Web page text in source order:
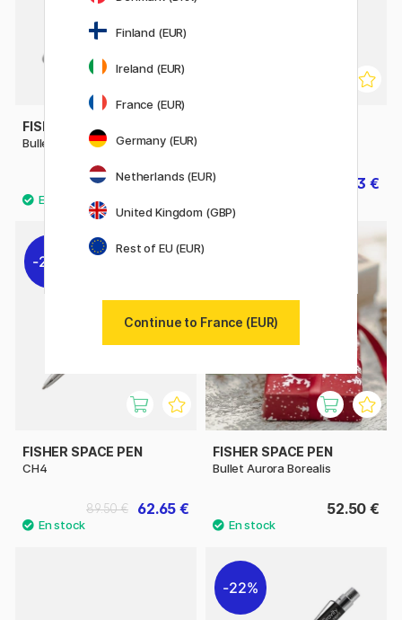
FISHER SPACE PEN
Bullet Chrome
44 € 30.73 €
22%
FISHER SPACE PEN
CH4
62.65 €
89.50 €
FISHER SPACE PEN
Bullet Aurora Borealis
52.50 €
22%
Finland (EUR)
Ireland (EUR)
France (EUR)
Germany (EUR)
Netherlands (EUR)
United Kingdom (GBP)
Rest of EU (EUR)
Continue to France (EUR)